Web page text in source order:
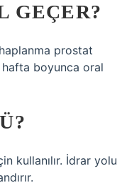
GEÇER?
prostat
hafta boyunca oral
kullanılır. İdrar yolu